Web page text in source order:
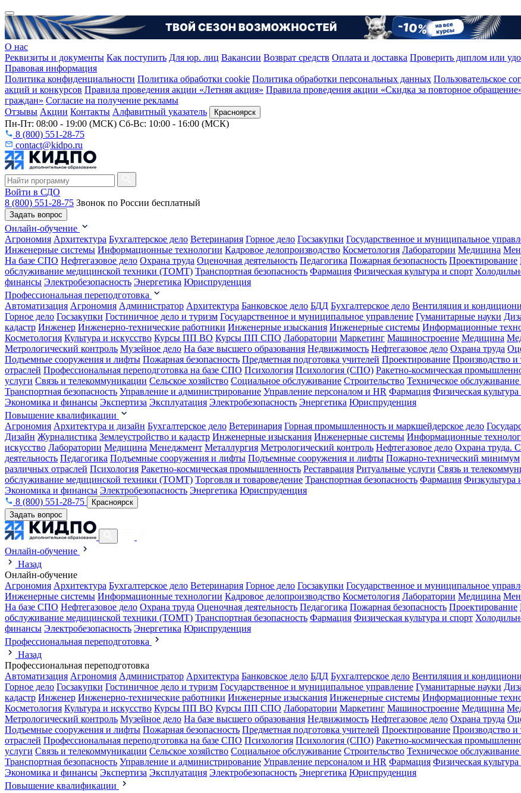
О нас
Реквизиты и документы Как поступить Для юр. лиц Вакансии Возврат средств Оплата и доставка Проверить диплом или
Правовая информация
Политика конфиденциальности Политика обработки cookie Политика обработки персональных данных Пользовательское
акций и конкурсов Правила проведения акции «Летняя акция» Правила проведения акции «Скидка за повторное
граждан» Согласие на получение рекламы
Отзывы Акции Контакты Алфавитный указатель Красноярск
Пн-Пт: 08:00 - 19:00 (МСК) Сб-Вс: 10:00 - 16:00 (МСК)
8 (800) 551-28-75
contact@kidpo.ru
Войти в СДО
8 (800) 551-28-75 Звонок по России бесплатный
Задать вопрос
Онлайн-обучение
Агрономия Архитектура Бухгалтерское дело Ветеринария Горное дело Госзакупки Государственное и муниципальное
Инженерные системы Информационные технологии Кадровое делопроизводство Косметология Лаборатории Медицина
На базе СПО Нефтегазовое дело Охрана труда Оценочная деятельность Педагогика Пожарная безопасность Проектирование
обслуживание медицинской техники (ТОМТ) Транспортная безопасность Фармация Физическая культура и спорт
финансы Электробезопасность Энергетика Юриспруденция
Профессиональная переподготовка
Автоматизация Агрономия Администратор Архитектура Банковское дело БДД Бухгалтерское дело Вентиляция и
Горное дело Госзакупки Гостиничное дело и туризм Государственное и муниципальное управление Гуманитарные науки
кадастр Инженер Инженерно-технические работники Инженерные изыскания Инженерные системы Информационные
Косметология Культура и искусство Курсы ПП ВО Курсы ПП СПО Лаборатории Маркетинг Машиностроение Медицина
Метрологический контроль Музейное дело На базе высшего образования Недвижимость Нефтегазовое дело Охрана труда
Подъемные сооружения и лифты Пожарная безопасность Предметная подготовка учителей Проектирование Производство и
отраслей Профессиональная переподготовка на базе СПО Психология Психология (СПО) Ракетно-космическая
услуги Связь и телекоммуникации Сельское хозяйство Социальное обслуживание Строительство Техническое
Транспортная безопасность Управление и администрирование Управление персоналом и HR Фармация Физическая
Экономика и финансы Экспертиза Эксплуатация Электробезопасность Энергетика Юриспруденция
Повышение квалификации
Агрономия Архитектура и дизайн Бухгалтерское дело Ветеринария Горная промышленность и маркшейдерское дело
Дизайн Журналистика Землеустройство и кадастр Инженерные изыскания Инженерные системы Информационные
искусство Лаборатории Медицина Менеджмент Металлургия Метрологический контроль Нефтегазовое дело Охрана труда.
деятельность Педагогика Подъемные сооружения и лифты Подъемные сооружения и лифты Пожарно-технический минимум
различных отраслей Психология Ракетно-космическая промышленность Реставрация Ритуальные услуги Связь и
обслуживание медицинской техники (ТОМТ) Торговля и товароведение Транспортная безопасность Фармация Физкультура
Экономика и финансы Электробезопасность Энергетика Юриспруденция
8 (800) 551-28-75
Красноярск
Задать вопрос
Онлайн-обучение
Назад
Онлайн-обучение
Агрономия Архитектура Бухгалтерское дело Ветеринария Горное дело Госзакупки Государственное и муниципальное
Инженерные системы Информационные технологии Кадровое делопроизводство Косметология Лаборатории Медицина
На базе СПО Нефтегазовое дело Охрана труда Оценочная деятельность Педагогика Пожарная безопасность Проектирование
обслуживание медицинской техники (ТОМТ) Транспортная безопасность Фармация Физическая культура и спорт
финансы Электробезопасность Энергетика Юриспруденция
Профессиональная переподготовка
Назад
Профессиональная переподготовка
Автоматизация Агрономия Администратор Архитектура Банковское дело БДД Бухгалтерское дело Вентиляция и
Горное дело Госзакупки Гостиничное дело и туризм Государственное и муниципальное управление Гуманитарные науки
кадастр Инженер Инженерно-технические работники Инженерные изыскания Инженерные системы Информационные
Косметология Культура и искусство Курсы ПП ВО Курсы ПП СПО Лаборатории Маркетинг Машиностроение Медицина
Метрологический контроль Музейное дело На базе высшего образования Недвижимость Нефтегазовое дело Охрана труда
Подъемные сооружения и лифты Пожарная безопасность Предметная подготовка учителей Проектирование Производство и
отраслей Профессиональная переподготовка на базе СПО Психология Психология (СПО) Ракетно-космическая
услуги Связь и телекоммуникации Сельское хозяйство Социальное обслуживание Строительство Техническое
Транспортная безопасность Управление и администрирование Управление персоналом и HR Фармация Физическая
Экономика и финансы Экспертиза Эксплуатация Электробезопасность Энергетика Юриспруденция
Повышение квалификации